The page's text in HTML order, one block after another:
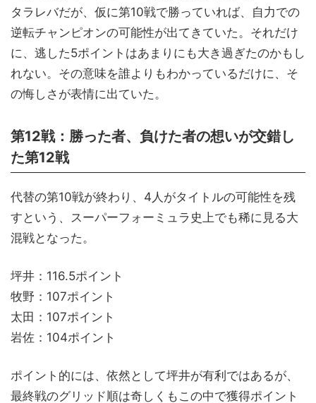
タラレバだが、仮に第10戦で勝っていれば、自力での
逆転チャンピオンの可能性が出てきていた。それだけ
に、逃した5ポイントはあまりにも大き過ぎたのかもし
れない。その意味を誰よりもわかっているだけに、そ
の悔しさが表情に出ていた。
第12戦：勝った者、負けた者の想いが交錯し
た第12戦
代替の第10戦が終わり、4人がタイトルの可能性を残
すという、スーパーフォーミュラ史上でも稀に見る大
混戦となった。
坪井：116.5ポイント
牧野：107ポイント
太田：107ポイント
岩佐：104ポイント
ポイント的には、依然として坪井が有利ではあるが、
最終戦のグリッド順は奇しくもこの中で獲得ポイント